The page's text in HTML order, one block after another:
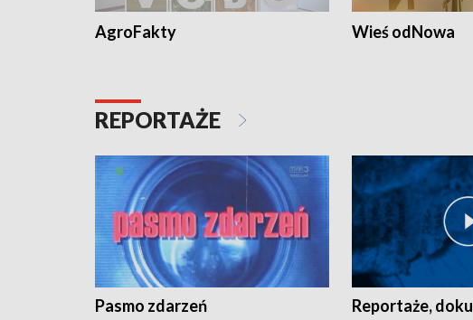
AgroFakty Wieś odNowa
REPORTAŻE
Pasmo zdarzeń Reportaże,